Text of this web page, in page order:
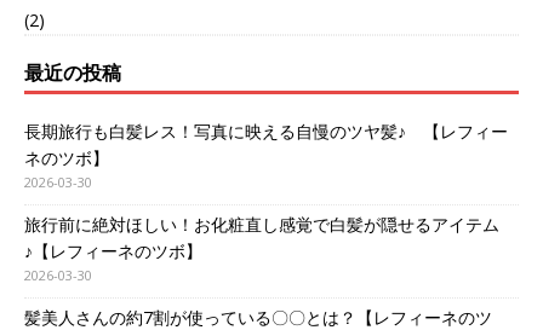
(2)
最近の投稿
長期旅行も白髪レス！写真に映える自慢のツヤ髪♪ 【レフィー
ネのツボ】
2026-03-30
旅行前に絶対ほしい！お化粧直し感覚で白髪が隠せるアイテム
♪【レフィーネのツボ】
2026-03-30
髪美人さんの約7割が使っている〇〇とは？【レフィーネのツ